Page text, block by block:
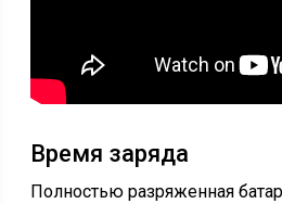
Время заряда
Полностью разряженная